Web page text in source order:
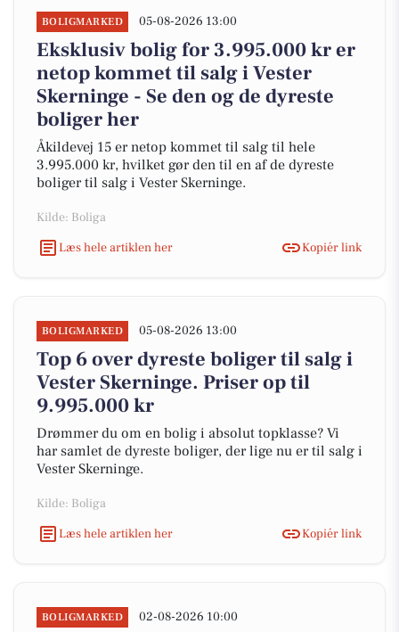
BOLIGMARKED 05-08-2026 13:00
Eksklusiv bolig for 3.995.000 kr er
netop kommet til salg i Vester
Skerninge - Se den og de dyreste
boliger her
Åkildevej 15 er netop kommet til salg til hele
3.995.000 kr, hvilket gør den til en af de dyreste
boliger til salg i Vester Skerninge.
Kilde: Boliga
Læs hele artiklen her
Kopiér link
BOLIGMARKED 05-08-2026 13:00
Top 6 over dyreste boliger til salg i
Vester Skerninge. Priser op til
9.995.000 kr
Drømmer du om en bolig i absolut topklasse? Vi
har samlet de dyreste boliger, der lige nu er til salg i
Vester Skerninge.
Kilde: Boliga
Læs hele artiklen her
Kopiér link
BOLIGMARKED 02-08-2026 10:00